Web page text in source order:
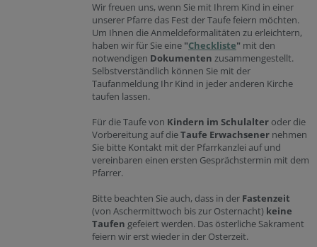
Wir freuen uns, wenn Sie mit Ihrem Kind in einer
unserer Pfarre das Fest der Taufe feiern möchten.
Um Ihnen die Anmeldeformalitäten zu erleichtern,
haben wir für Sie eine "Checkliste" mit den
notwendigen Dokumenten zusammengestellt.
Selbstverständlich können Sie mit der
Taufanmeldung Ihr Kind in jeder anderen Kirche
taufen lassen.
Für die Taufe von Kindern im Schulalter oder die
Vorbereitung auf dieTaufe Erwachsener nehmen
Sie bitte Kontakt mit der Pfarrkanzlei auf und
vereinbaren einen ersten Gesprächstermin mit dem
Pfarrer.
Bitte beachten Sie auch, dass in der Fastenzeit
(von Aschermittwoch bis zur Osternacht) keine
Taufen gefeiert werden. Das österliche Sakrament
feiern wir erst wieder in der Osterzeit.